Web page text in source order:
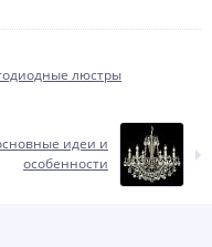
люстры
идеи и
особенности